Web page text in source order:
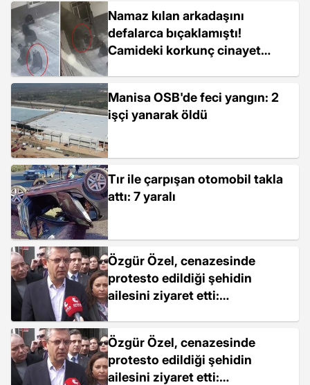
Namaz kılan arkadaşını
defalarca bıçaklamıştı!
Camideki korkunç cinayet
Manisa OSB'de feci yangın: 2
işçi yanarak öldü
Tır ile çarpışan otomobil takla
attı: 7 yaralı
Özgür Özel, cenazesinde
protesto edildiği şehidin
ailesini ziyaret etti:
Özgür Özel, cenazesinde
protesto edildiği şehidin
ailesini ziyaret etti: